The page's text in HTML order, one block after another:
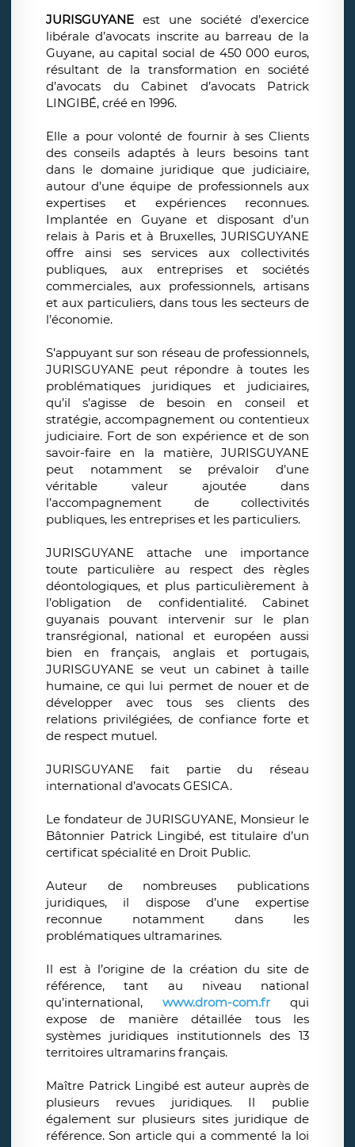
JURISGUYANE est une société d’exercice
libérale d’avocats inscrite au barreau de la
Guyane, au capital social de 450 000 euros,
résultant de la transformation en société
d’avocats du Cabinet d’avocats Patrick
LINGIBÉ, créé en 1996.
Elle a pour volonté de fournir à ses Clients
des conseils adaptés à leurs besoins tant
dans le domaine juridique que judiciaire,
autour d’une équipe de professionnels aux
expertises et expériences reconnues.
Implantée en Guyane et disposant d’un
relais à Paris et à Bruxelles, JURISGUYANE
offre ainsi ses services aux collectivités
publiques, aux entreprises et sociétés
commerciales, aux professionnels, artisans
et aux particuliers, dans tous les secteurs de
l’économie.
S’appuyant sur son réseau de professionnels,
JURISGUYANE peut répondre à toutes les
problématiques juridiques et judiciaires,
qu’il s’agisse de besoin en conseil et
stratégie, accompagnement ou contentieux
judiciaire. Fort de son expérience et de son
savoir-faire en la matière, JURISGUYANE
peut notamment se prévaloir d’une
véritable valeur ajoutée dans
l’accompagnement de collectivités
publiques, les entreprises et les particuliers.
JURISGUYANE attache une importance
toute particulière au respect des règles
déontologiques, et plus particulièrement à
l’obligation de confidentialité. Cabinet
guyanais pouvant intervenir sur le plan
transrégional, national et européen aussi
bien en français, anglais et portugais,
JURISGUYANE se veut un cabinet à taille
humaine, ce qui lui permet de nouer et de
développer avec tous ses clients des
relations privilégiées, de confiance forte et
de respect mutuel.
JURISGUYANE fait partie du réseau
international d’avocats GESICA.
Le fondateur de JURISGUYANE, Monsieur le
Bâtonnier Patrick Lingibé, est titulaire d’un
certificat spécialité en Droit Public.
Auteur de nombreuses publications
juridiques, il dispose d’une expertise
reconnue notamment dans les
problématiques ultramarines.
Il est à l’origine de la création du site de
référence, tant au niveau national
qu’international, www.drom-com.fr qui
expose de manière détaillée tous les
systèmes juridiques institutionnels des 13
territoires ultramarins français.
Maître Patrick Lingibé est auteur auprès de
plusieurs revues juridiques. Il publie
également sur plusieurs sites juridique de
référence. Son article qui a commenté la loi